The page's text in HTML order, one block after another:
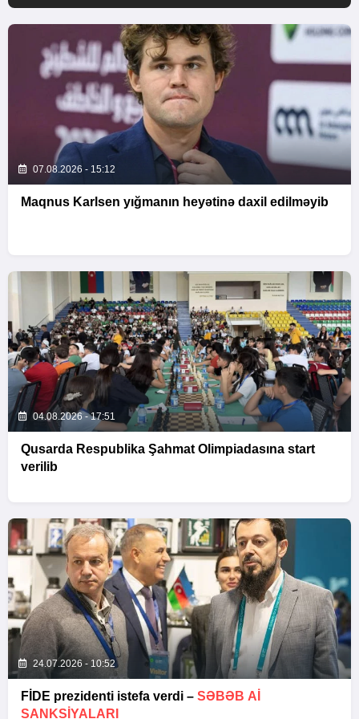
07.08.2026 - 15:12
Maqnus Karlsen yığmanın heyətinə daxil edilməyib
04.08.2026 - 17:51
Qusarda Respublika Şahmat Olimpiadasına start
verilib
24.07.2026 - 10:52
FİDE prezidenti istefa verdi – SƏBƏB Aİ
SANKSIYALARI